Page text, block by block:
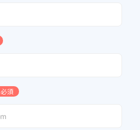
必須